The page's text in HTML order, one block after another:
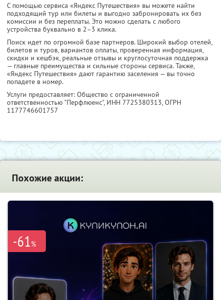
С помощью сервиса «Яндекс Путешествия» вы можете найти
подходящий тур или билеты и выгодно забронировать их без
комиссии и без переплаты. Это можно сделать с любого
устройства буквально в 2–3 клика.
Поиск идет по огромной базе партнеров. Широкий выбор отелей,
билетов и туров, вариантов оплаты, проверенная информация,
скидки и кешбэк, реальные отзывы и круглосуточная поддержка
— главные преимущества и сильные стороны сервиса. Также,
«Яндекс Путешествия» дают гарантию заселения — вы точно
попадете в номер.
Услуги предоставляет: Общество с ограниченной
ответственностью "Перфлюенс", ИНН 7725380313, ОГРН
1177746601757
Похожие акции:
-61%